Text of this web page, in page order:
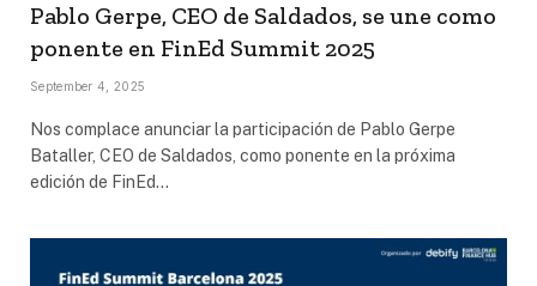
Pablo Gerpe, CEO de Saldados, se une como
ponente en FinEd Summit 2025
September 4, 2025
Nos complace anunciar la participación de Pablo Gerpe
Bataller, CEO de Saldados, como ponente en la próxima
edición de FinEd…